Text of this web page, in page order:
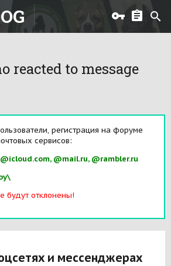
reacted to message
регистрация на форуме
сервисов:
@mail.ru, @rambler.ru
будут отклонены!
и мессенджерах